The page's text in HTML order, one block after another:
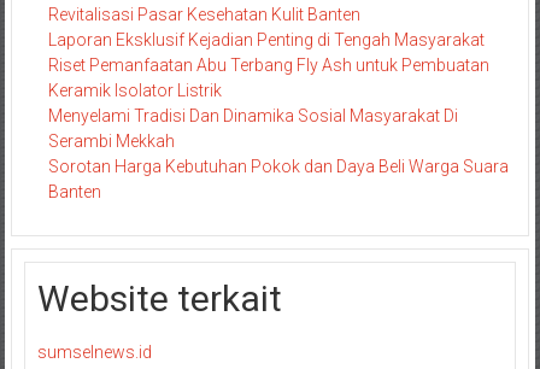
Revitalisasi Pasar Kesehatan Kulit Banten
Laporan Eksklusif Kejadian Penting di Tengah Masyarakat
Riset Pemanfaatan Abu Terbang Fly Ash untuk Pembuatan
Keramik Isolator Listrik
Menyelami Tradisi Dan Dinamika Sosial Masyarakat Di
Serambi Mekkah
Sorotan Harga Kebutuhan Pokok dan Daya Beli Warga Suara
Banten
Website terkait
sumselnews.id